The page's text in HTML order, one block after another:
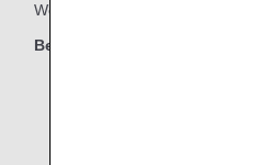
Website)
Berechtigte Klassen